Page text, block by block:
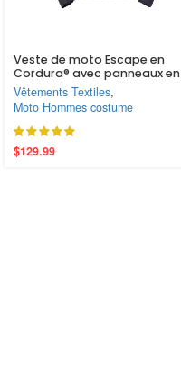
Veste de moto Escape en
Cordura® avec panneaux en
mesh – Respirante avec
protections homologuées CE
Vêtements Textiles,
Moto Hommes costume
$129.99